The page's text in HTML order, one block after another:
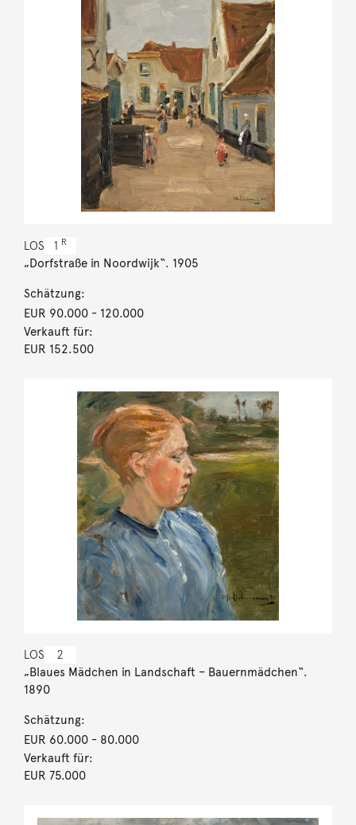
LOS 1 R
„Dorfstraße in Noordwijk“. 1905
Schätzung:
EUR 90.000- 120.000
Verkauft für:
EUR 152.500
LOS 2
„Blaues Mädchen in Landschaft – Bauernmädchen“.
1890
Schätzung:
EUR 60.000- 80.000
Verkauft für:
EUR 75.000